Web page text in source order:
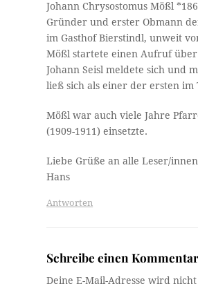
Johann Chrysostomus Mößl
Gründer und erster Obmann
im Gasthof Bierstindl, unweit
Mößl startete einen Aufruf
Johann Seisl meldete sich und
ließ sich als einer der ersten
Mößl war auch viele Jahre
(1909-1911) einsetzte.
Liebe Grüße an alle Leser/
Hans
Antworten
Schreibe einen Kommentar
Deine E-Mail-Adresse wird